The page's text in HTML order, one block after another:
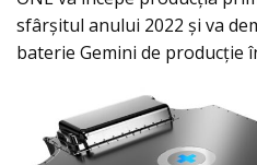
sfârșitul anului 2022 și va
baterie Gemini de producție